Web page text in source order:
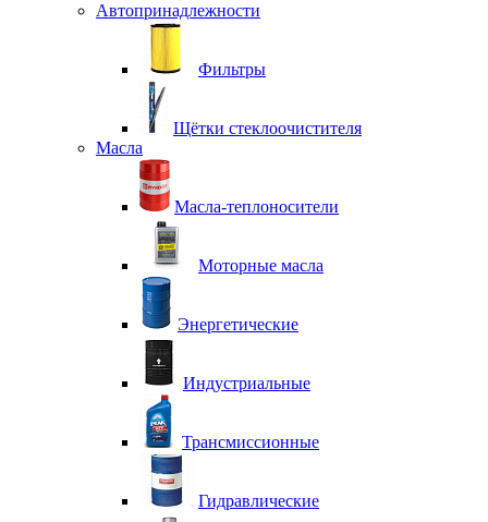
Автопринадлежности
Фильтры
Щётки стеклоочистителя
Масла
Масла-теплоносители
Моторные масла
Энергетические
Индустриальные
Трансмиссионные
Гидравлические